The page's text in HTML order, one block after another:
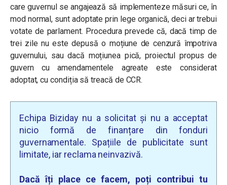
care guvernul se angajează să implementeze măsuri ce, în
mod normal, sunt adoptate prin lege organică, deci ar trebui
votate de parlament. Procedura prevede că, dacă timp de
trei zile nu este depusă o moțiune de cenzură împotriva
guvernului, sau dacă moțiunea pică, proiectul propus de
guvern cu amendamentele agreate este considerat
adoptat, cu condiția să treacă de CCR.
Echipa Biziday nu a solicitat și nu a acceptat
nicio formă de finanțare din fonduri
guvernamentale. Spațiile de publicitate sunt
limitate, iar reclama neinvazivă.
Dacă îți place ce facem, poți contribui tu